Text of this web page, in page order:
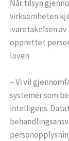
Når tilsyn
virksomheten
ivaretakelsen
opprettet
loven.
– Vi vil
systemer som
intelligens.